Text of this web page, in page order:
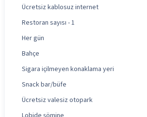
Ücretsiz kablosuz internet
Restoran sayısı - 1
Her gün
Bahçe
Sigara içilmeyen konaklama yeri
Snack bar/büfe
Ücretsiz valesiz otopark